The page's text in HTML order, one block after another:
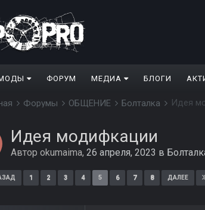
ФОРУМ МЕДИА БЛОГИ
Форумы ОБЩЕНИЕ Болталка Идея
Идея модифкации
Автор okumaima, 26 апреля, 2023 в
1 2 3 4 5 6 7 8 ДАЛЕЕ